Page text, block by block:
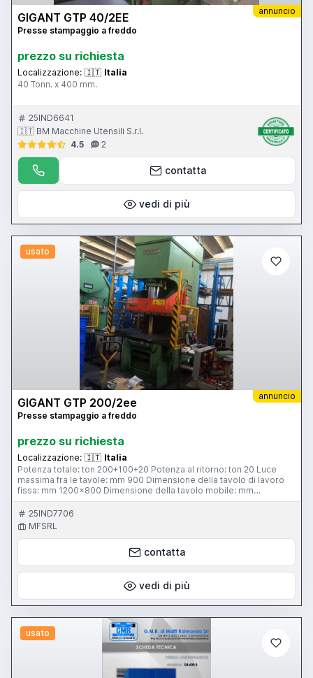
annuncio
GIGANT GTP 40/2EE
Presse stampaggio a freddo
prezzo su richiesta
Localizzazione: 🇮🇹 Italia
40 Tonn. x 400 mm.
25IND6641
🇮🇹 BM Macchine Utensili S.r.l.
4.5
2
contatta
vedi di più
usato
annuncio
GIGANT GTP 200/2ee
Presse stampaggio a freddo
prezzo su richiesta
Localizzazione: 🇮🇹 Italia
Potenza totale: ton 200+100+20 Potenza al ritorno: ton 20 Luce
massima fra le tavole: mm 900 Dimensione della tavolo di lavoro
fissa: mm 1200x800 Dimensione della tavolo mobile: mm
1200x700 Premilamiera: n. 2 - potenza ton 100 - corsa mm 300
dimensione della tavola premilamiera mm 840x640 Estrattore
meccanico: ton 20 - corsa estrattore: mm 100 Peso totale: ton 13,2
25IND7706
MFSRL
contatta
vedi di più
usato